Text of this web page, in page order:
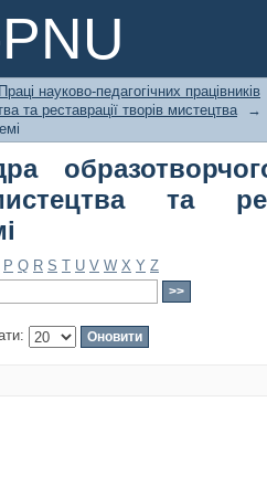
мистецтва по
Праці науково-педагогічних працівників
та реставрації творів мистецтва
→
та
P Q R S T U V W X Y Z